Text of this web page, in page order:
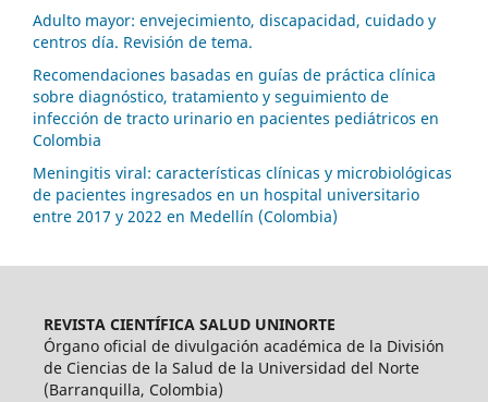
Adulto mayor: envejecimiento, discapacidad, cuidado y
centros día. Revisión de tema.
Recomendaciones basadas en guías de práctica clínica
sobre diagnóstico, tratamiento y seguimiento de
infección de tracto urinario en pacientes pediátricos en
Colombia
Meningitis viral: características clínicas y microbiológicas
de pacientes ingresados en un hospital universitario
entre 2017 y 2022 en Medellín (Colombia)
REVISTA CIENTÍFICA SALUD UNINORTE
Órgano oficial de divulgación académica de la División
de Ciencias de la Salud de la Universidad del Norte
(Barranquilla, Colombia)